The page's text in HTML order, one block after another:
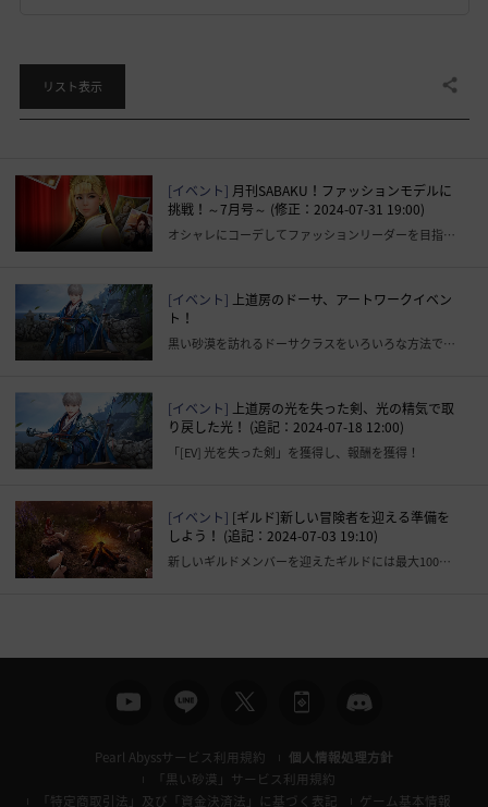
リスト表示 共有する
[イベント] 月刊SABAKU！ファッションモデルに
挑戦！～7月号～ (修正：2024-07-31 19:00)
オシャレにコーデしてファッションリーダーを目指そう！
[イベント] 上道房のドーサ、アートワークイベン
ト！
黒い砂漠を訪れるドーサクラスをいろいろな方法で表現してください！
[イベント] 上道房の光を失った剣、光の精気で取
り戻した光！ (追記：2024-07-18 12:00)
「[EV] 光を失った剣」を獲得し、報酬を獲得！
[イベント] [ギルド]新しい冒険者を迎える準備を
しよう！ (追記：2024-07-03 19:10)
新しいギルドメンバーを迎えたギルドには最大100億シルバーのギルド資金を支給！
Pearl Abyssサービス利用規約
個人情報処理方針
「黒い砂漠」サービス利用規約
「特定商取引法」及び「資金決済法」に基づく表記
ゲーム基本情報